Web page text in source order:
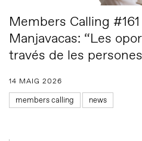
Members Calling
Manjavacas: “Les
través de les
14 MAIG 2026
members calling news